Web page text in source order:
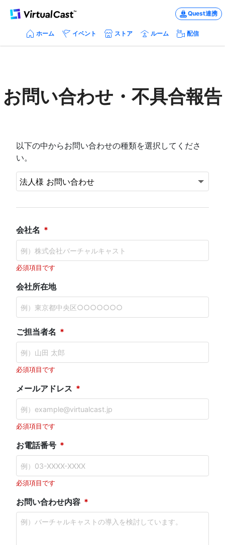
Quest連携
ホーム イベント ストア ルーム 配信
お問い合わせ・不具合報告
以下の中からお問い合わせの種類を選択してくださ
い。
会社名
必須項目です
会社所在地
ご担当者名
必須項目です
メールアドレス
必須項目です
お電話番号
必須項目です
お問い合わせ内容